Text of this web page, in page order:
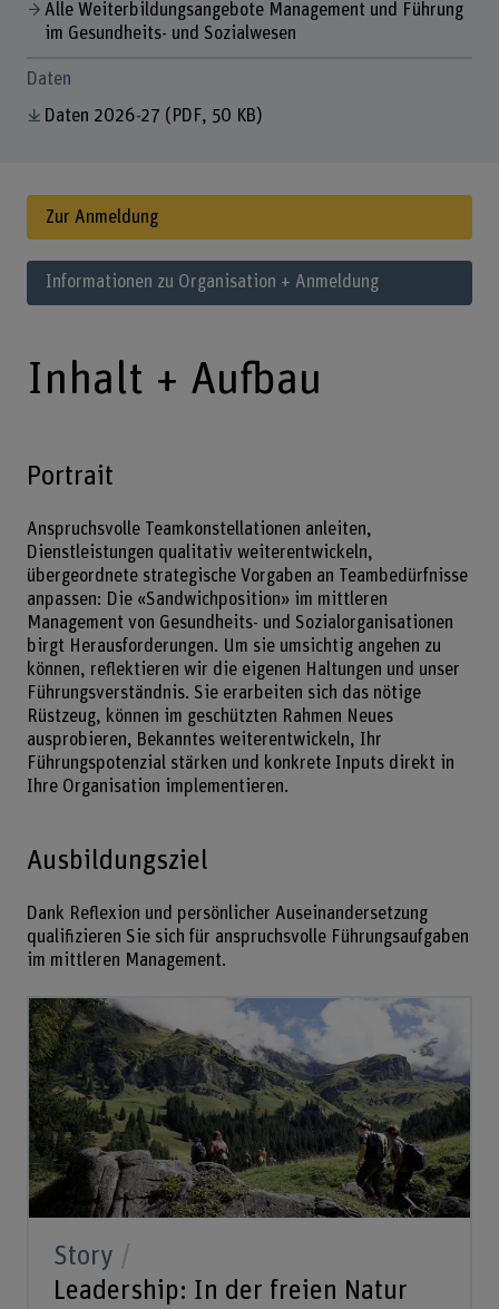
Alle Weiterbildungsangebote Management und Führung
im Gesundheits- und Sozialwesen
Daten
Daten 2026-27 (PDF, 50 KB)
Zur Anmeldung
Informationen zu Organisation + Anmeldung
Inhalt + Aufbau
Portrait
Anspruchsvolle Teamkonstellationen anleiten,
Dienstleistungen qualitativ weiterentwickeln,
übergeordnete strategische Vorgaben an Teambedürfnisse
anpassen: Die «Sandwichposition» im mittleren
Management von Gesundheits- und Sozialorganisationen
birgt Herausforderungen. Um sie umsichtig angehen zu
können, reflektieren wir die eigenen Haltungen und unser
Führungsverständnis. Sie erarbeiten sich das nötige
Rüstzeug, können im geschützten Rahmen Neues
ausprobieren, Bekanntes weiterentwickeln, Ihr
Führungspotenzial stärken und konkrete Inputs direkt in
Ihre Organisation implementieren.
Ausbildungsziel
Dank Reflexion und persönlicher Auseinandersetzung
qualifizieren Sie sich für anspruchsvolle Führungsaufgaben
im mittleren Management.
Story
Leadership: In der freien Natur